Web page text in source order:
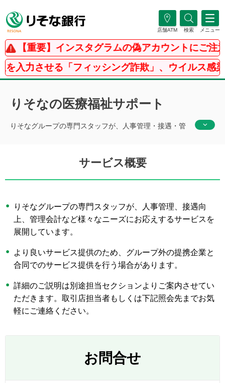
店舗ATM 検索 メニュー
【重要】インスタグラムの偽アカウントにご注意
入力させる「フィッシング詐欺」、ウイルス感染
りそなの医療福祉サポート
りそなグループの専門スタッフが、人事管理・接遇・管
サービス概要
りそなグループの専門スタッフが、人事管理、接遇向
上、管理会計など様々なニーズにお応えするサービスを
展開しています。
より良いサービス提供のため、グループ外の提携企業と
合同でのサービス提供を行う場合があります。
詳細のご説明は別途担当セクションよりご案内させてい
ただきます。取引店担当者もしくは下記照会先までお気
軽にご連絡ください。
お問合せ